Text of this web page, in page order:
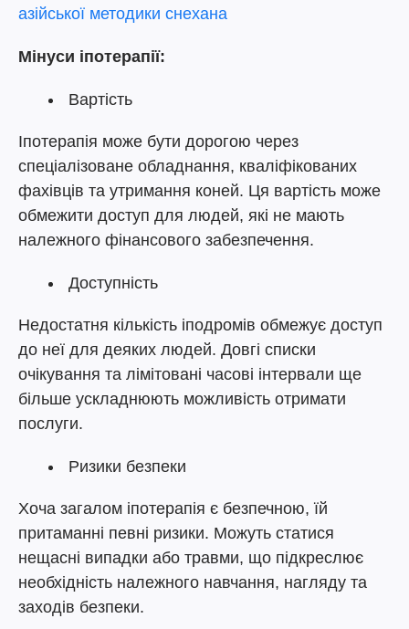
азійської методики снехана
Мінуси іпотерапії:
Вартість
Іпотерапія може бути дорогою через
спеціалізоване обладнання, кваліфікованих
фахівців та утримання коней. Ця вартість може
обмежити доступ для людей, які не мають
належного фінансового забезпечення.
Доступність
Недостатня кількість іподромів обмежує доступ
до неї для деяких людей. Довгі списки
очікування та лімітовані часові інтервали ще
більше ускладнюють можливість отримати
послуги.
Ризики безпеки
Хоча загалом іпотерапія є безпечною, їй
притаманні певні ризики. Можуть статися
нещасні випадки або травми, що підкреслює
необхідність належного навчання, нагляду та
заходів безпеки.